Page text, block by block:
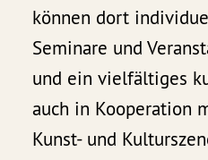
können dort
Seminare und
und ein vielfältiges
auch in Kooperation
Kunst- und